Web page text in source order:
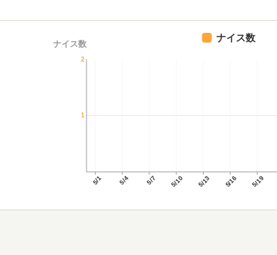
5/1 5/4 5/7 5/10 5/13 5/16 5/19
1
2
ナイス数
ナイス数